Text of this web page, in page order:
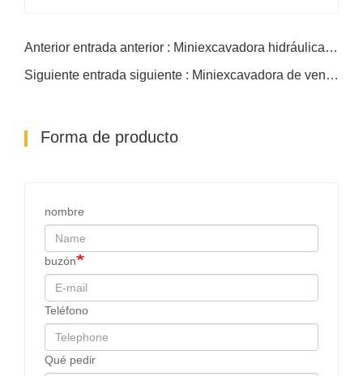
Anterior entrada anterior : Miniexcavadora hidráulica de 3,7 toneladas
Siguiente entrada siguiente : Miniexcavadora de venta directa de fábrica de 1 tonelada
Forma de producto
nombre
buzón
Teléfono
Qué pedir